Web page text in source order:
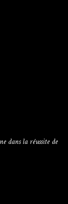
dans la réussite de